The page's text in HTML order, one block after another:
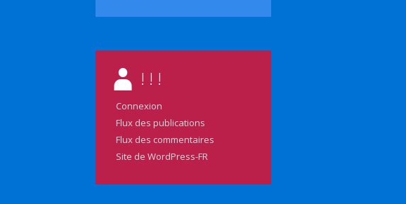
! ! !
Connexion
Flux des publications
Flux des commentaires
Site de WordPress-FR